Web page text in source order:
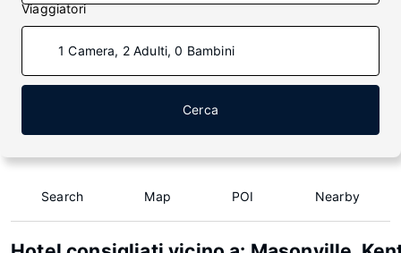
Viaggiatori
1 Camera, 2 Adulti, 0 Bambini
Cerca
Search Map POI Nearby